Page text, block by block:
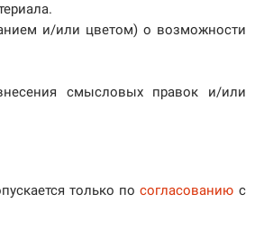
и/или цветом) о возможности
смысловых правок и/или
только посогласованию с